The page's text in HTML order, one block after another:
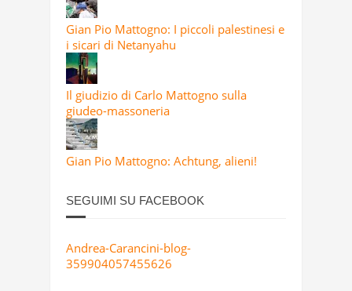
Gian Pio Mattogno: I piccoli palestinesi e
i sicari di Netanyahu
Il giudizio di Carlo Mattogno sulla
giudeo-massoneria
Gian Pio Mattogno: Achtung, alieni!
SEGUIMI SU FACEBOOK
Andrea-Carancini-blog-
359904057455626